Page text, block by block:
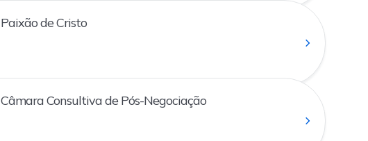
Paixão de Cristo
Câmara Consultiva de Pós-Negociação